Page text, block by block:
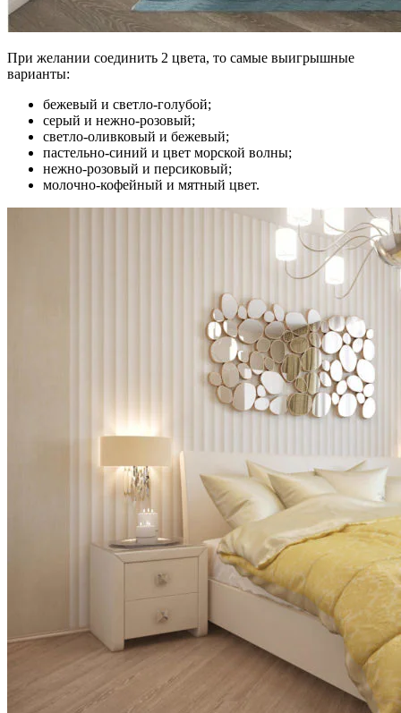
При желании соединить 2 цвета, то самые выигрышные
варианты:
бежевый и светло-голубой;
серый и нежно-розовый;
светло-оливковый и бежевый;
пастельно-синий и цвет морской волны;
нежно-розовый и персиковый;
молочно-кофейный и мятный цвет.